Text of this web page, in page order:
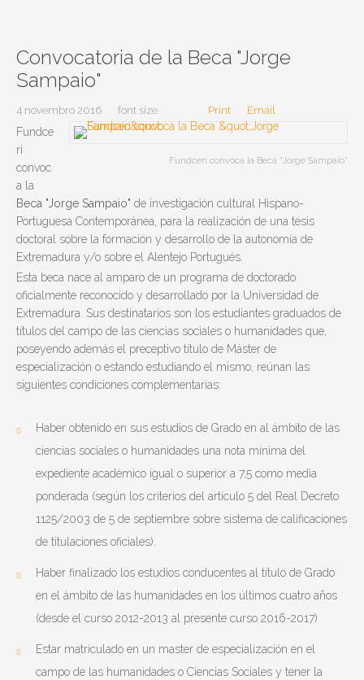
Convocatoria de la Beca "Jorge
Sampaio"
4 novembro 2016 font size Print Email
Fundceri convoca la Beca "Jorge Sampaio"
Fundce
ri
convoc
a la
Beca "Jorge Sampaio" de investigación cultural Hispano-
Portuguesa Contemporánea, para la realización de una tesis
doctoral sobre la formación y desarrollo de la autonomía de
Extremadura y/o sobre el Alentejo Portugués.
Esta beca nace al amparo de un programa de doctorado
oficialmente reconocido y desarrollado por la Universidad de
Extremadura. Sus destinatarios son los estudiantes graduados de
títulos del campo de las ciencias sociales o humanidades que,
poseyendo además el preceptivo título de Máster de
especialización o estando estudiando el mismo, reúnan las
siguientes condiciones complementarias:
Haber obtenido en sus estudios de Grado en al ámbito de las
ciencias sociales o humanidades una nota mínima del
expediente académico igual o superior a 7,5 como media
ponderada (según los criterios del artículo 5 del Real Decreto
1125/2003 de 5 de septiembre sobre sistema de calificaciones
de titulaciones oficiales).
Haber finalizado los estudios conducentes al título de Grado
en el ámbito de las humanidades en los últimos cuatro años
(desde el curso 2012-2013 al presente curso 2016-2017)
Estar matriculado en un master de especialización en el
campo de las humanidades o Ciencias Sociales y tener la